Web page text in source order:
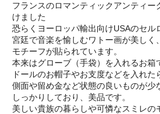
フランスのロマンティックアンティー
けました
恐らくヨーロッパ輸出向けUSAのセル
宮廷で音楽を愉しむワトー画が美しく
モチーフが貼られています。
本来はグローブ（手袋）を入れるお箱
ドールのお帽子やお支度などを入れた
側面や留め金など状態の良いものが少
しっかりしており、美品です。
美しい貴族の暮らしや可憐なスミレの